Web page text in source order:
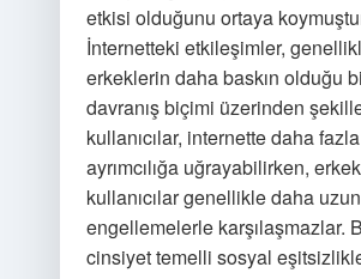
etkisi olduğunu ortaya
İnternetteki etkileşimler,
erkeklerin daha baskın olduğu
davranış biçimi üzerinden
kullanıcılar, internette daha
ayrımcılığa uğrayabilirken, erkek
kullanıcılar genellikle daha
engellemelerle karşılaşmazlar.
cinsiyet temelli sosyal